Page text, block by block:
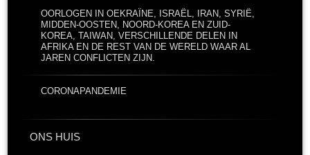
OORLOGEN IN OEKRAÏNE, ISRAËL, IRAN, SYRIË,
MIDDEN-OOSTEN, NOORD-KOREA EN ZUID-
KOREA, TAIWAN, VERSCHILLENDE DELEN IN
AFRIKA EN DE REST VAN DE WERELD WAAR AL
JAREN CONFLICTEN ZIJN.
CORONAPANDEMIE
ONS HUIS